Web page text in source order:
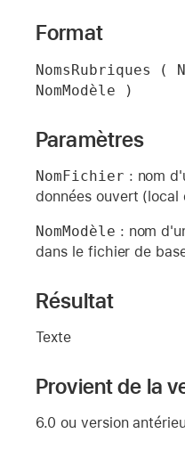
Format
NomsRubriques (
NomModèle )
Paramètres
NomFichier : nom
données ouvert (local
NomModèle : nom
dans le fichier de
Résultat
Texte
Provient de la
6.0 ou version